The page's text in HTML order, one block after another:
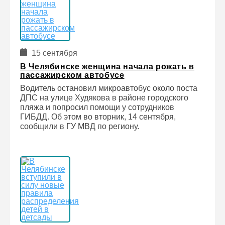
15 сентября
В Челябинске женщина начала рожать в
пассажирском автобусе
Водитель остановил микроавтобус около поста
ДПС на улице Худякова в районе городского
пляжа и попросил помощи у сотрудников
ГИБДД. Об этом во вторник, 14 сентября,
сообщили в ГУ МВД по региону.